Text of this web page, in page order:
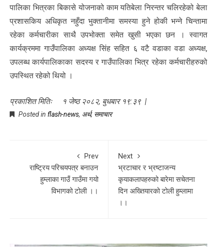
पालिका भित्रका बिकासे योजनाको काम यतिबेला निरन्तर चलिरहेको बेला
प्रशासकिय अधिकृत नहुँदा भुक्तानीमा समस्या हुने होकी भन्ने चिन्तामा
रहेका कर्मचारीका साथै उपभोक्ता समेत खुसी भएका छन । स्वागत
कार्यक्रममा गाउँपालिका अध्यक्ष सिंह सहित ६ वटै वडाका वडा अध्यक्ष,
उपलब्ध कार्यपालिकाका सदस्य र गाउँपालिका भित्र रहेका कर्मचारीहरुको
उपस्थित रहेको थियो ।
प्रकाशित मितिः १ जेष्ठ २०८२, बुधबार १९:३९ |
Posted in flash-news, अर्थ, समाचार
Prev
राष्ट्रिय परिचयपत्र बनाउन
हुम्लाका गाउँ गाउँमा गयो
विभागको टोली ।।
Next
भ्रटाचार र भ्रष्टाजन्य
कृयाकलापहरुको बारेमा सचेतना
दिन अख्तियारको टोली हुम्लामा
।।